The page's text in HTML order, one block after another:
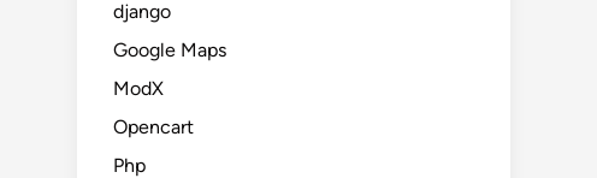
django
Google Maps
ModX
Opencart
Php